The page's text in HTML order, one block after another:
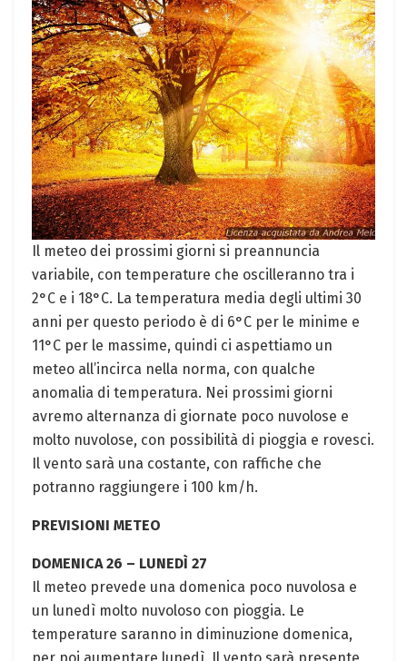
Il meteo dei prossimi giorni si preannuncia
variabile, con temperature che oscilleranno tra i
2°C e i 18°C. La temperatura media degli ultimi 30
anni per questo periodo è di 6°C per le minime e
11°C per le massime, quindi ci aspettiamo un
meteo all’incirca nella norma, con qualche
anomalia di temperatura. Nei prossimi giorni
avremo alternanza di giornate poco nuvolose e
molto nuvolose, con possibilità di pioggia e rovesci.
Il vento sarà una costante, con raffiche che
potranno raggiungere i 100 km/h.
PREVISIONI METEO
DOMENICA 26 – LUNEDÌ 27
Il meteo prevede una domenica poco nuvolosa e
un lunedì molto nuvoloso con pioggia. Le
temperature saranno in diminuzione domenica,
per poi aumentare lunedì. Il vento sarà presente